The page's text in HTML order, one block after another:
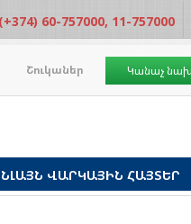
(+374) 60-757000, 11-757000
Շուկաներ Կանաչ
ՎԱՐԿԱՅԻՆ ՀԱՅՏԵՐ